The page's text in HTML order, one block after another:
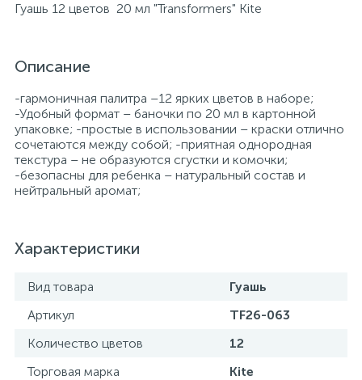
Гуашь 12 цветов 20 мл "Transformers" Kite
Описание
-гармоничная палитра –12 ярких цветов в наборе;
-Удобный формат – баночки по 20 мл в картонной
упаковке; -простые в использовании – краски отлично
сочетаются между собой; -приятная однородная
текстура – ​​не образуются сгустки и комочки;
-безопасны для ребенка – натуральный состав и
нейтральный аромат;
Характеристики
Вид товара
Гуашь
Артикул
TF26-063
Количество цветов
12
Торговая марка
Kite